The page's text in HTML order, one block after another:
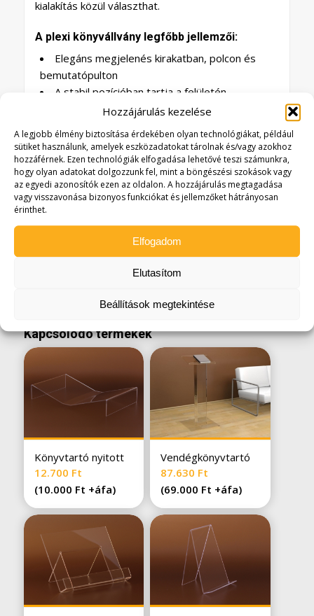
Hozzájárulás kezelése
A legjobb élmény biztosítása érdekében olyan technológiákat, például
sütiket használunk, amelyek eszközadatokat tárolnak és/vagy azokhoz
hozzáférnek. Ezen technológiák elfogadása lehetővé teszi számunkra,
hogy olyan adatokat dolgozzunk fel, mint a böngészési szokások vagy
az egyedi azonosítók ezen az oldalon. A hozzájárulás megtagadása
vagy visszavonása bizonyos funkciókat és jellemzőket hátrányosan
érinthet.
Elfogadom
Elutasítom
Beállítások megtekintése
kialakítás közül választhat.
A plexi könyvállvány legfőbb jellemzői:
Elegáns megjelenés kirakatban, polcon és
bemutatópulton
A stabil pozícióban tartja a felületén
elhelyezett köteteket
Könyvek, CD-k, DVD-k és kisebb termékek
bemutatására használható
Egyedi méretben és kivitelben is rendelhető
Ha fontos, hogy a kiemelt könyvek 0-24-ben
professzionális benyomást keltsenek, ez az elülső
rekeszes könyvtartó lehet a megfelelő segítség.
Kapcsolódó termékek
Könyvtartó nyitott
12.700 Ft
(10.000 Ft +áfa)
Vendégkönyvtartó
87.630 Ft
(69.000 Ft +áfa)